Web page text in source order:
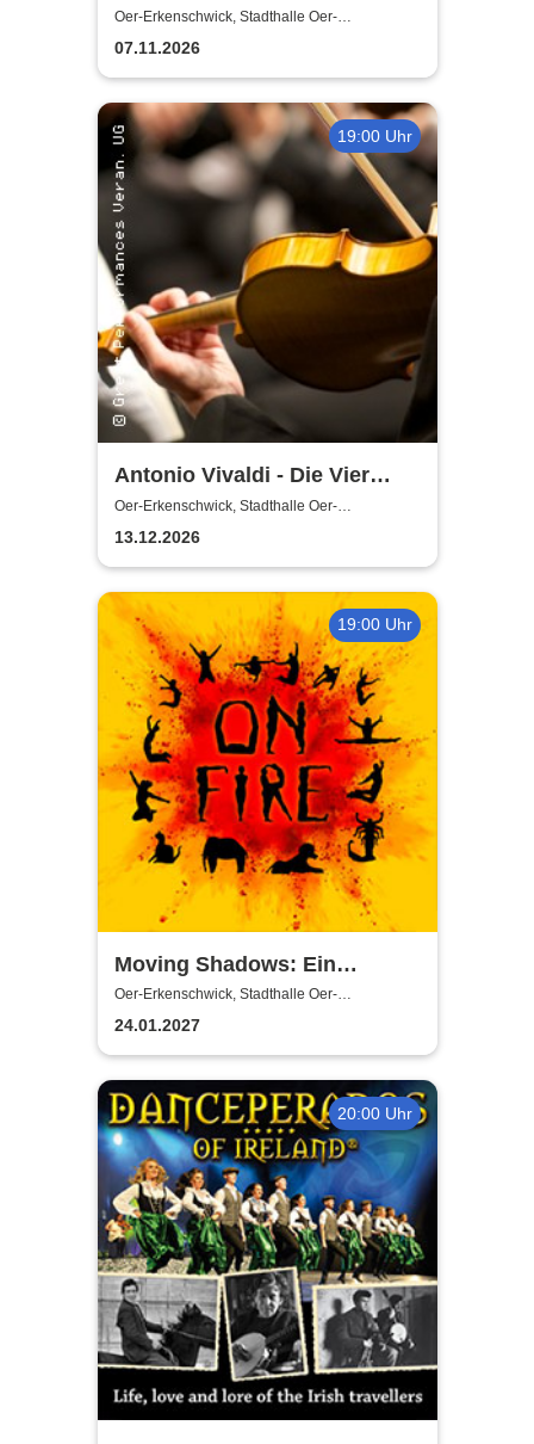
Solo-Tour
Oer-Erkenschwick, Stadthalle Oer-
Erkenschwick
07.11.2026
19:00 Uhr
Antonio Vivaldi - Die Vier
Jahreszeiten
Oer-Erkenschwick, Stadthalle Oer-
Erkenschwick
13.12.2026
19:00 Uhr
Moving Shadows: Ein
Schattentheater, das alles in
den Schatten stellt - On Fire
Oer-Erkenschwick, Stadthalle Oer-
Erkenschwick
24.01.2027
20:00 Uhr